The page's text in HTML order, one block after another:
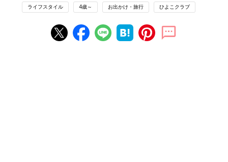
つまり自転車保険は、貯金ではとても払えない自転車事故の損害
パやママはもちろん、いずれ子どもが自転車を乗るようになった
ときにも欠かせないものと言えるでしょう。
ライフスタイル 4歳～ お出かけ・旅行 ひよこクラブ